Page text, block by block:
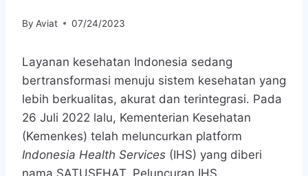
By Aviat 07/24/2023
Layanan kesehatan Indonesia sedang
bertransformasi menuju sistem kesehatan yang
lebih berkualitas, akurat dan terintegrasi. Pada
26 Juli 2022 lalu, Kementerian Kesehatan
(Kemenkes) telah meluncurkan platform
Indonesia Health Services (IHS) yang diberi
nama SATUSEHAT. Peluncuran IHS